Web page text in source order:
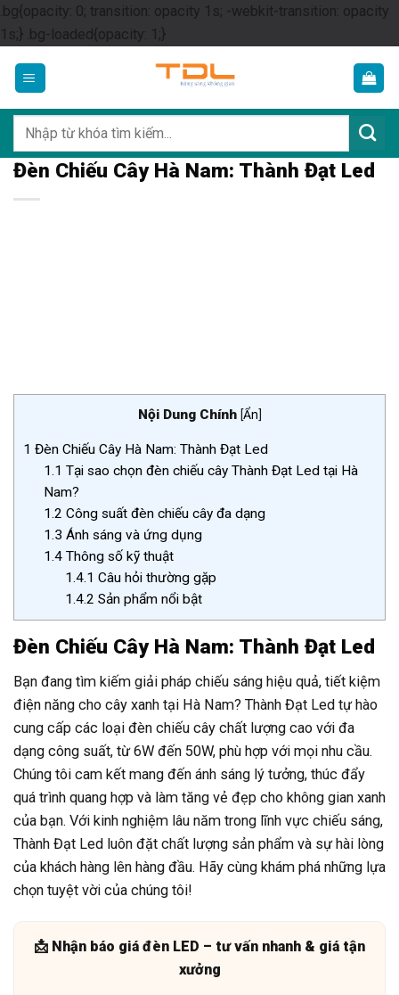
.bg{opacity: 0; transition: opacity 1s; -webkit-transition: opacity
1s;} .bg-loaded{opacity: 1;}Skip
content
kiếm:
Đèn Chiếu Cây Hà Nam: Thành Đạt Led
Nội Dung Chính [Ẩn]
1 Đèn Chiếu Cây Hà Nam: Thành Đạt Led
1.1 Tại sao chọn đèn chiếu cây Thành Đạt Led tại Hà
Nam?
1.2 Công suất đèn chiếu cây đa dạng
1.3 Ánh sáng và ứng dụng
1.4 Thông số kỹ thuật
1.4.1 Câu hỏi thường gặp
1.4.2 Sản phẩm nổi bật
Đèn Chiếu Cây Hà Nam: Thành Đạt Led
Bạn đang tìm kiếm giải pháp chiếu sáng hiệu quả, tiết kiệm
điện năng cho cây xanh tại Hà Nam? Thành Đạt Led tự hào
cung cấp các loại đèn chiếu cây chất lượng cao với đa
dạng công suất, từ 6W đến 50W, phù hợp với mọi nhu cầu.
Chúng tôi cam kết mang đến ánh sáng lý tưởng, thúc đẩy
quá trình quang hợp và làm tăng vẻ đẹp cho không gian xanh
của bạn. Với kinh nghiệm lâu năm trong lĩnh vực chiếu sáng,
Thành Đạt Led luôn đặt chất lượng sản phẩm và sự hài lòng
của khách hàng lên hàng đầu. Hãy cùng khám phá những lựa
chọn tuyệt vời của chúng tôi!
📩 Nhận báo giá đèn LED – tư vấn nhanh & giá tận
xưởng